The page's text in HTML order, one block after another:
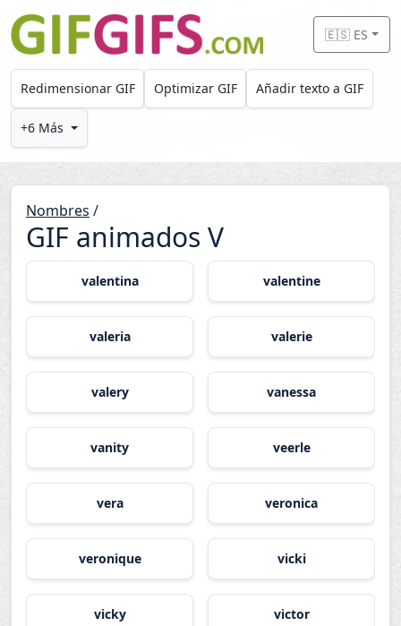
Skip to main content
🇪🇸 ES
Redimensionar GIF Optimizar GIF Añadir texto a GIF
+6 Más
Nombres /
GIF animados V
valentina valentine
valeria valerie
valery vanessa
vanity veerle
vera veronica
veronique vicki
vicky victor